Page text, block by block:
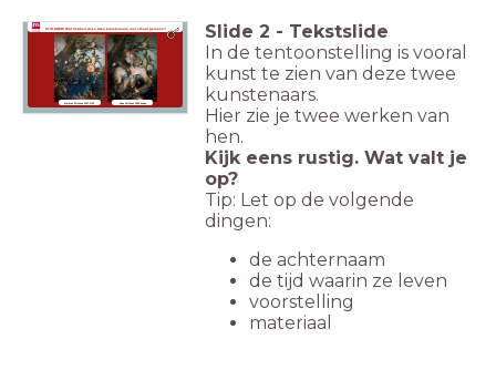
KIJK GOED! Wat hebben deze twee kunstenaars met elkaar gemeen?
Mathias Withoos 1627-1703 Hans Withoos 1962-heden
Slide 2 - Tekstslide
In de tentoonstelling is vooral
kunst te zien van deze twee
kunstenaars.
Hier zie je twee werken van
hen.
Kijk eens rustig. Wat valt je
op?
Tip: Let op de volgende
dingen:
de achternaam
de tijd waarin ze leven
voorstelling
materiaal